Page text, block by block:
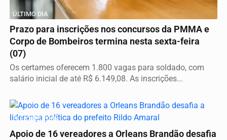
ÚLTIMO DIA
Prazo para inscrições nos concursos da PMMA e
Corpo de Bombeiros termina nesta sexta-feira
(07)
Os certames oferecem 1.800 vagas para soldado, com
salário inicial de até R$ 6.149,08. As inscrições...
ELEIÇÕES 2026
Apoio de 16 vereadores a Orleans Brandão desafia